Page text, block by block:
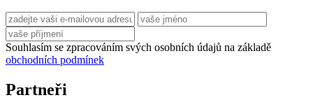
Souhlasím se zpracováním svých osobních údajů na základě
obchodních podmínek
Partneři